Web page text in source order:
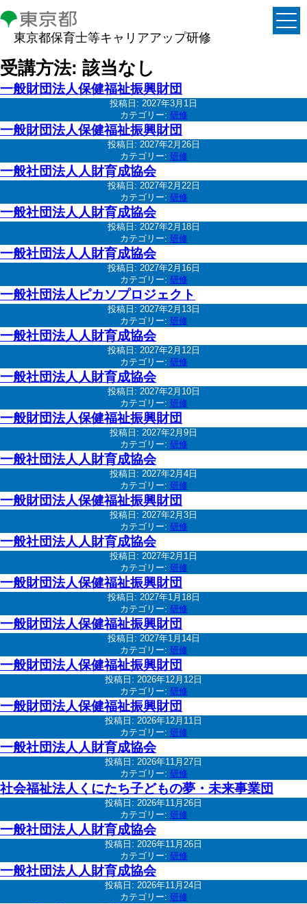
東京都保育士等キャリアアップ研修
受講方法: 該当なし
一般財団法人保健福祉振興財団
投稿日: 2027年3月1日
カテゴリー: 研修
一般財団法人保健福祉振興財団
投稿日: 2027年2月26日
カテゴリー: 研修
一般社団法人人財育成協会
投稿日: 2027年2月22日
カテゴリー: 研修
一般社団法人人財育成協会
投稿日: 2027年2月18日
カテゴリー: 研修
一般社団法人人財育成協会
投稿日: 2027年2月16日
カテゴリー: 研修
一般社団法人ピカソプロジェクト
投稿日: 2027年2月13日
カテゴリー: 研修
一般社団法人人財育成協会
投稿日: 2027年2月12日
カテゴリー: 研修
一般社団法人人財育成協会
投稿日: 2027年2月10日
カテゴリー: 研修
一般財団法人保健福祉振興財団
投稿日: 2027年2月9日
カテゴリー: 研修
一般社団法人人財育成協会
投稿日: 2027年2月4日
カテゴリー: 研修
一般財団法人保健福祉振興財団
投稿日: 2027年2月3日
カテゴリー: 研修
一般社団法人人財育成協会
投稿日: 2027年2月1日
カテゴリー: 研修
一般財団法人保健福祉振興財団
投稿日: 2027年1月18日
カテゴリー: 研修
一般財団法人保健福祉振興財団
投稿日: 2027年1月14日
カテゴリー: 研修
一般財団法人保健福祉振興財団
投稿日: 2026年12月12日
カテゴリー: 研修
一般財団法人保健福祉振興財団
投稿日: 2026年12月11日
カテゴリー: 研修
一般社団法人人財育成協会
投稿日: 2026年11月27日
カテゴリー: 研修
社会福祉法人くにたち子どもの夢・未来事業団
投稿日: 2026年11月26日
カテゴリー: 研修
一般社団法人人財育成協会
投稿日: 2026年11月26日
カテゴリー: 研修
一般社団法人人財育成協会
投稿日: 2026年11月24日
カテゴリー: 研修